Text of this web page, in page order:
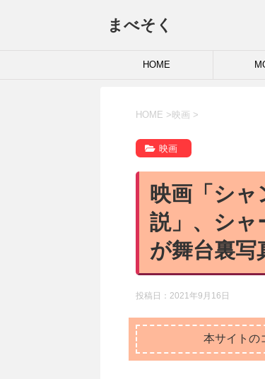
まべそく
HOME
HOME > 映画 >
映画
映画「シ
説」、シャ
が舞台裏写
投稿日： 2021年9月16日
本サイトの